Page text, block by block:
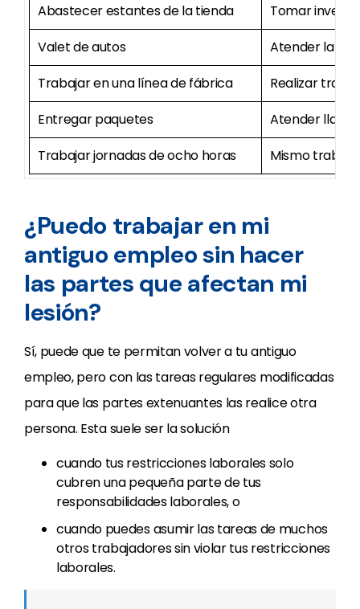
Abastecer estantes de la tienda
Tomar
Valet de autos
Atender la
Trabajar en una línea de fábrica
Realizar
Entregar paquetes
Atender
Trabajar jornadas de ocho horas
Mismo
¿Puedo trabajar en mi
antiguo empleo sin hacer
las partes que afectan mi
lesión?
Sí, puede que te permitan volver a tu antiguo
empleo, pero con las tareas regulares modificadas
para que las partes extenuantes las realice otra
persona. Esta suele ser la solución
cuando tus restricciones laborales solo
cubren una pequeña parte de tus
responsabilidades laborales, o
cuando puedes asumir las tareas de muchos
otros trabajadores sin violar tus restricciones
laborales.